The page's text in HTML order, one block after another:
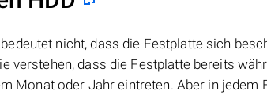
nicht, dass die Festplatte sich
verstehen, dass die Festplatte bereits
Monat oder Jahr eintreten. Aber in jedem